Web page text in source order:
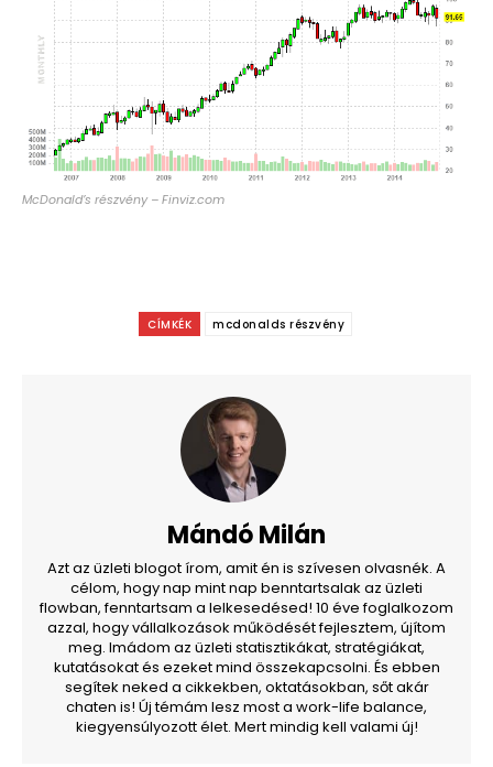
McDonald’s részvény – Finviz.com
CÍMKÉK mcdonalds részvény
Mándó Milán
Azt az üzleti blogot írom, amit én is szívesen olvasnék. A
célom, hogy nap mint nap benntartsalak az üzleti
flowban, fenntartsam a lelkesedésed! 10 éve foglalkozom
azzal, hogy vállalkozások működését fejlesztem, újítom
meg. Imádom az üzleti statisztikákat, stratégiákat,
kutatásokat és ezeket mind összekapcsolni. És ebben
segítek neked a cikkekben, oktatásokban, sőt akár
chaten is! Új témám lesz most a work-life balance,
kiegyensúlyozott élet. Mert mindig kell valami új!